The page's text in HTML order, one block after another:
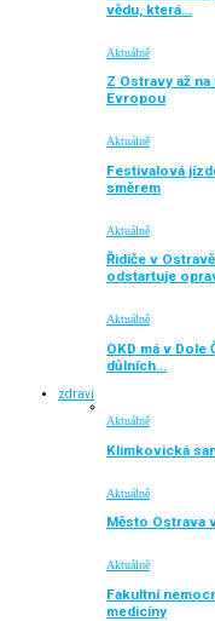
vědu, která…
Aktuálně
Z Ostravy až
Evropou
Aktuálně
Festivalová
směrem
Aktuálně
Řidiče v
odstartuje
Aktuálně
OKD má v
důlních…
zdraví
Aktuálně
Klimkovická
Aktuálně
Město Ostrava
Aktuálně
Fakultní
medicíny